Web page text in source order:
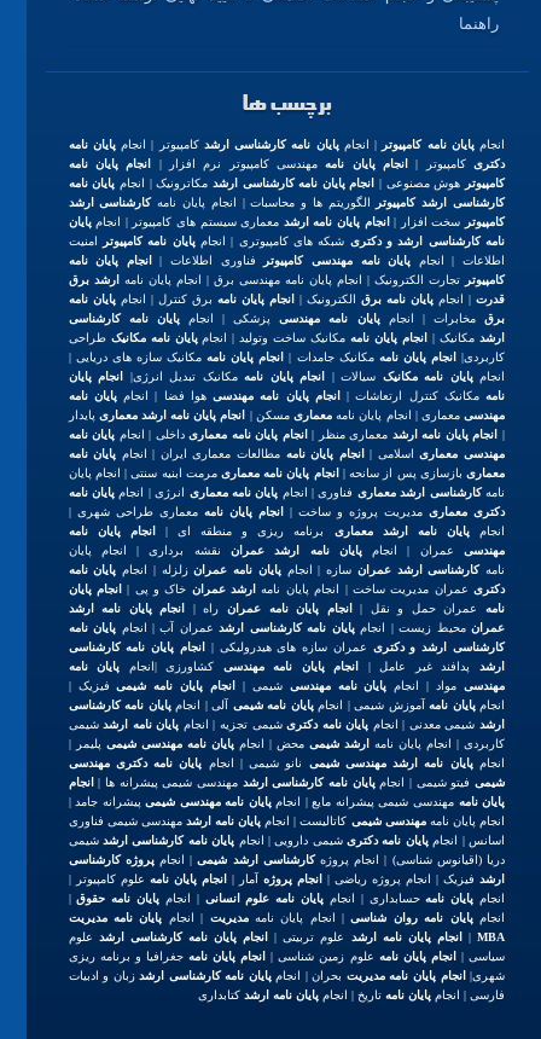
راهنما
برچسب ها
انجامپایان نامه کامپیوتر | انجامپایان نامه کارشناسی ارشد کامپیوتر | انجامپایان نامه
دکتریکامپیوتر | انجام پایان نامهمهندسی کامپیوتر نرم افزار |
انجام پایان نامه
کامپیوتر
هوش مصنوعی | انجام پایان نامه کارشناسی ارشد مکاترونیک | انجام پایان نامه
کارشناسی ارشد کامپیوتر
الگوریتم ها و محاسبات | انجام پایان نامهکارشناسی ارشد
کامپیوتر
سخت افزار | انجام پایان نامه ارشد معماری سیستم های کامپیوتر | انجامپایان
نامه کارشناسی ارشد و دکتری شبکه های کامپیوتری | انجامپایان نامه کامپیوتر
امنیت
اطلاعات | انجام پایان نامه مهندسی کامپیوتر فناوری اطلاعات |
انجام پایان نامه
کامپیوتر
تجارت الکترونیک | انجام پایان نامه مهندسی برق | انجام پایان نامه
ارشد برق
قدرت| انجامپایان نامه برق الکترونیک | انجام پایان نامه برق کنترل | انجامپایان نامه
برقمخابرات | انجامپایان نامه مهندسیپزشکی | انجامپایان نامه کارشناسی
ارشدمکانیک | انجام پایان نامهمکانیک ساخت وتولید | انجامپایان نامه مکانیک طراحی
کاربردی|
انجام پایان نامه مکانیک جامدات | انجام پایان نامهمکانیک سازه های دریایی |
انجامپایان نامه مکانیک سیالات | انجام پایان نامهمکانیک تبدیل انرژی|
انجام پایان
نامهمکانیک کنترل ارتعاشات | انجام پایان نامه مهندسیهوا فضا | انجامپایان نامه
مهندسیمعماری | انجام پایان نامه معماری مسکن | انجام پایان نامه ارشد معماری پایدار
|
انجام پایان نامه ارشد معماری منظر | انجام پایان نامه معماریداخلی | انجام پایان نامه
مهندسی معماریاسلامی | انجام پایان نامه مطالعات معماری ایران | انجام پایان نامه
معماریبازسازی پس از سانحه | انجام پایان نامه معماری مرمت ابنیه سنتی | انجام پایان
نامهکارشناسی ارشد معماری فناوری | انجام پایان نامه معماری انرژی | انجام پایان نامه
دکتری معماری مدیریت پروژه و ساخت | انجام پایان نامه معماری طراحی شهری |
انجامپایان نامه ارشد معماری برنامه ریزی و منطقه ای |
انجام پایان نامه
مهندسی عمران | انجامپایان نامه ارشد عمراننقشه برداری | انجام پایان
نامهکارشناسی ارشد عمران سازه | انجامپایان نامه عمرانزلزله | انجام پایان نامه
دکتریعمران مدیریت ساخت | انجام پایان نامه ارشد عمران خاک و پی |
انجام پایان
نامهعمران حمل و نقل | انجام پایان نامه عمران راه |
انجام پایان نامه ارشد
عمرانمحیط زیست | انجامپایان نامه کارشناسی ارشدعمران آب | انجام پایان نامه
کارشناسی ارشد و دکتری عمران سازه های هیدرولیکی |
انجام پایان نامه کارشناسی
ارشد پدافند غیر عامل | انجام پایان نامه مهندسی کشاورزی |انجام پایان نامه
مهندسیمواد | انجام پایان نامه مهندسی شیمی | انجام پایان نامه شیمیفیزیک |
انجامپایان نامهآموزش شیمی | انجامپایان نامه شیمی آلی | انجامپایان نامه کارشناسی
ارشدشیمی معدنی | انجام پایان نامه دکتریشیمی تجزیه | انجام پایان نامه ارشدشیمی
کاربردی | انجام پایان نامه
ارشد شیمی محض | انجامپایان نامه مهندسی شیمی پلیمر |
انجامپایان نامه ارشد مهندسی شیمی نانو شیمی | انجام پایان نامه دکتری مهندسی
شیمیفیتو شیمی | انجامپایان نامه کارشناسی ارشد مهندسی شیمی پیشرانه ها | انجام
پایان نامه مهندسی شیمی پیشرانه مایع | انجامپایان نامه مهندسی شیمیپیشرانه جامد |
انجام پایان نامهمهندسی شیمی کاتالیست | انجام پایان نامه ارشد مهندسی شیمی فناوری
اسانس | انجامپایان نامه دکتریشیمی دارویی | انجام پایان نامه کارشناسی ارشدشیمی
دریا (اقیانوس شناسی) | انجام پروژهکارشناسی ارشد شیمی| انجامپروژه کارشناسی
ارشدفیزیک | انجام پروژه ریاضی | انجام پروژه آمار | انجام پایان نامه علوم کامپیوتر |
انجام پایان نامهحسابداری | انجام پایان نامه علوم انسانی | انجام پایان نامه حقوق|
انجامپایان نامه روان شناسی| انجام پایان نامهمدیریت | انجام پایان نامه مدیریت
MBA
| انجام پایان نامه ارشد علوم تربیتی | انجام پایان نامه کارشناسی ارشد علوم
سیاسی |
انجام پایان نامه علوم زمین شناسی | انجام پایان نامه جغرافیا و برنامه ریزی
شهری| انجام پایان نامه مدیریت بحران | انجامپایان نامه کارشناسی ارشدزبان و ادبیات
فارسی | انجام پایان نامه تاریخ | انجام پایان نامه ارشد کتابداری